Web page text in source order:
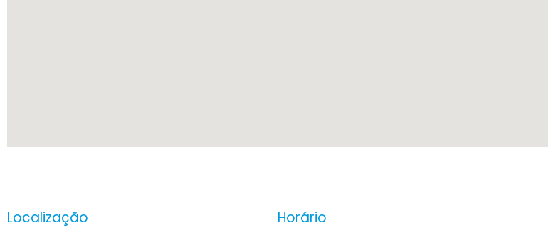
Localização Horário